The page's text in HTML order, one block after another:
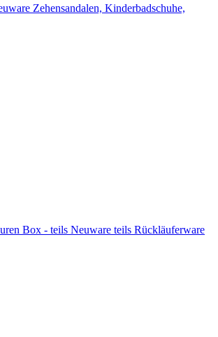
Zehensandalen, Kinderbadschuhe,
Box - teils Neuware teils Rückläuferware